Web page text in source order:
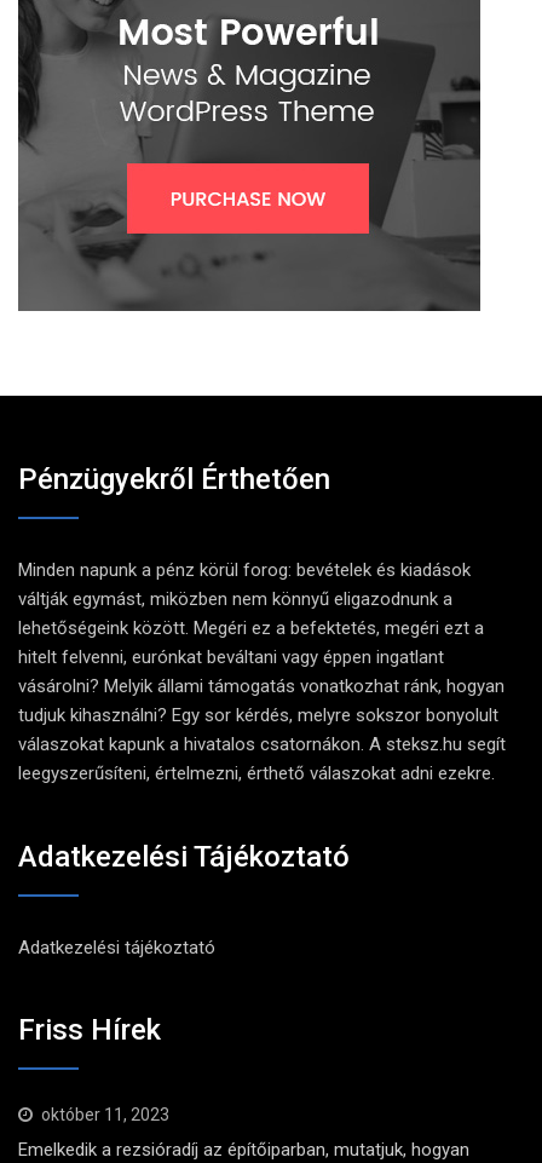
Pénzügyekről Érthetően
Minden napunk a pénz körül forog: bevételek és kiadások
váltják egymást, miközben nem könnyű eligazodnunk a
lehetőségeink között. Megéri ez a befektetés, megéri ezt a
hitelt felvenni, eurónkat beváltani vagy éppen ingatlant
vásárolni? Melyik állami támogatás vonatkozhat ránk, hogyan
tudjuk kihasználni? Egy sor kérdés, melyre sokszor bonyolult
válaszokat kapunk a hivatalos csatornákon. A steksz.hu segít
leegyszerűsíteni, értelmezni, érthető válaszokat adni ezekre.
Adatkezelési Tájékoztató
Adatkezelési tájékoztató
Friss Hírek
október 11, 2023
Emelkedik a rezsióradíj az építőiparban, mutatjuk, hogyan